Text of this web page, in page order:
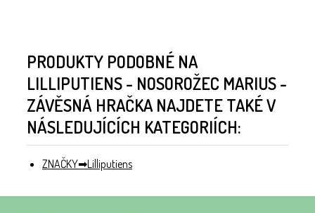
PRODUKTY PODOBNÉ NA
LILLIPUTIENS - NOSOROŽEC MARIUS -
ZÁVĚSNÁ HRAČKA NAJDETE TAKÉ V
NÁSLEDUJÍCÍCH KATEGORIÍCH:
ZNAČKY Lilliputiens